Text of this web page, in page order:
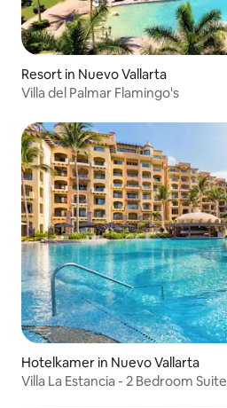
Resort in Nuevo Vallarta
Villa del Palmar Flamingo's
Hotelkamer in Nuevo Vallarta
Villa La Estancia - 2 Bedroom Suite